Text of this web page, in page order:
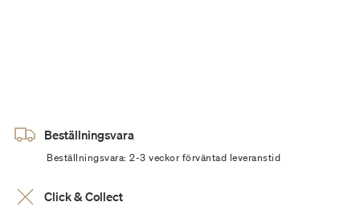
Beställningsvara
Beställningsvara: 2-3 veckor förväntad leveranstid
Click & Collect